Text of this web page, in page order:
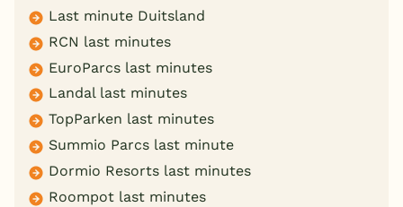
Last minute Duitsland
RCN last minutes
EuroParcs last minutes
Landal last minutes
TopParken last minutes
Summio Parcs last minute
Dormio Resorts last minutes
Roompot last minutes